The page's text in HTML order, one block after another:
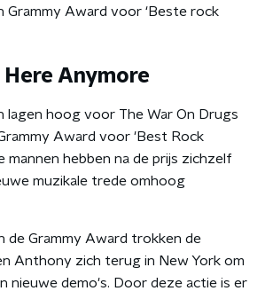
Grammy Award voor ‘Beste rock
Here Anymore
lagen hoog voor The War On Drugs
Award voor 'Best Rock
mannen hebben na de prijs zichzelf
muzikale trede omhoog
de Grammy Award trokken de
Anthony zich terug in New York om
nieuwe demo's. Door deze actie is er